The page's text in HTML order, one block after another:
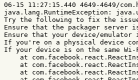
06-15 11:27:15.440 4649-4649/
java.lang.RuntimeException:
Try the following to fix the
Ensure that the packager server
Ensure that your device/emulator
If you're on a physical device
If your device is on the same
at
at
at